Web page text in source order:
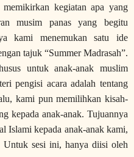
kegiatan apa yang
musim panas yang begitu
kami menemukan satu ide
tajuk “Summer Madrasah”.
untuk anak-anak muslim
pengisi acara adalah tentang
kami pun memilihkan kisah-
kepada anak-anak. Tujuannya
Islami kepada anak-anak kami,
Untuk sesi ini, hanya diisi oleh